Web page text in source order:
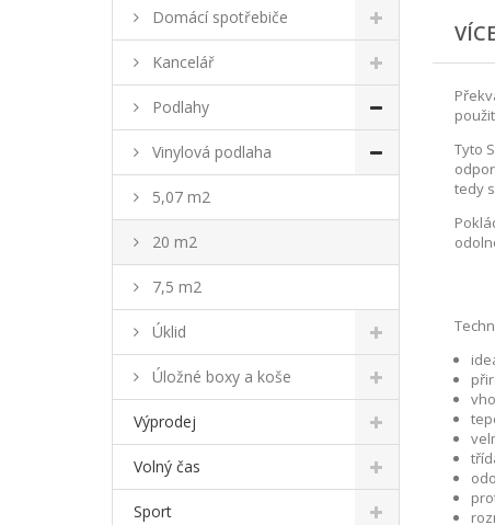
Domácí spotřebiče
Kancelář
Podlahy
Vinylová podlaha
5,07 m2
20 m2
7,5 m2
Úklid
Úložné boxy a koše
Výprodej
Volný čas
Sport
Tyto
tedy